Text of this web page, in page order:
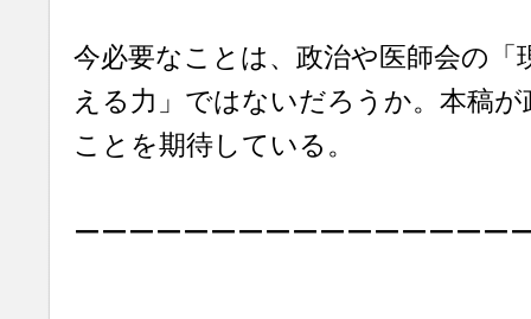
今必要なことは、政治や医師会の「
える力」ではないだろうか。本稿
ことを期待している。
ーーーーーーーーーーーーーーーー